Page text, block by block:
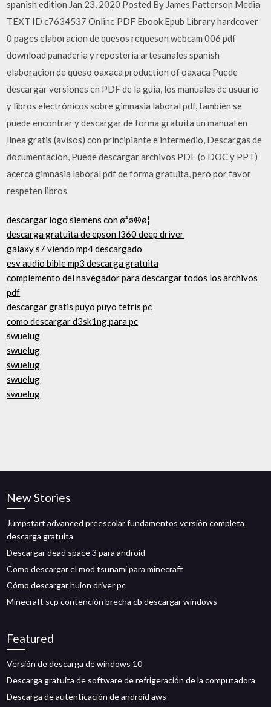
spanish edition Jan 23, 2020 Posted By James Patterson Media
TEXT ID c7634537 Online PDF Ebook Epub Library hardcover
0 pages elaboracion de quesos requeson webcam 006 pdf
download panaderia y reposteria artesanales spanish
elaboracion de queso oaxaca production of oaxaca Puede
descargar versiones en PDF de la guía, los manuales de usuario
y libros electrónicos sobre gimnasia laboral pdf, también se
puede encontrar y descargar de forma gratuita un manual en
línea gratis (avisos) con principiante e intermedio, Descargas de
documentación, Puede descargar archivos PDF (o DOC y PPT)
acerca gimnasia laboral pdf de forma gratuita, pero por favor
respeten libros
descargar logo siemens con ø²ø®ø¦
descarga gratuita de epson l360 deep driver
galaxy s7 viendo mp4 descargado
esv audio bible mp3 descarga gratuita
complemento del navegador para descargar todos los archivos
pdf
descargar gratis puyo puyo tetris pc
como descargar d3sk1ng para pc
swuelug
swuelug
swuelug
swuelug
swuelug
New Stories
Jumpstart advanced preescolar fundamentos versión completa
descarga gratuita
Descargar dead space 3 para android
Como descargar el mod tsunami para minecraft
Cómo descargar huion driver pc
Minecraft scp contención brecha cb descargar windows
Featured
Versión de descarga de windows 10
Descarga gratuita de software de refrigeración de la computadora
Descarga de autenticación de android aws